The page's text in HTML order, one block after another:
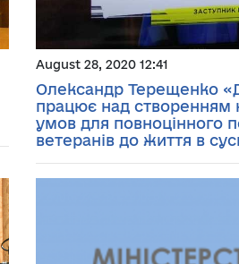
August 28, 2020 12:41
Олександр Терещенко
працює над створенням
умов для повноцінного
ветеранів до життя в